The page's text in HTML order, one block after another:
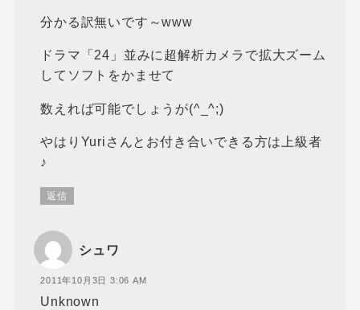
分かる訳無いです～www
ドラマ「24」並みに超解析カメラで拡大ズーム
してソフトをかませて
数えれば可能でしょうが(^_^;)
やはりYuriさんとお付き合いできる方は上級者
♪
返信
シュワ
2011年10月3日 3:06 AM
Unknown